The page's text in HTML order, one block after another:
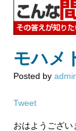
モハメ
Posted by
Tweet
おはようござい